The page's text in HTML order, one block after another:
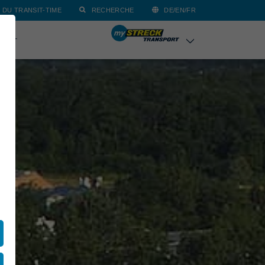
TRANSIT-TIME RECHERCHE DE/EN/FR